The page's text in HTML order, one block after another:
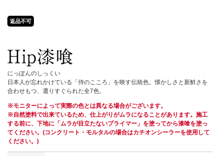
返品不可
にっぽんのしっくい
日本人が忘れかけている「侍のこころ」を映す伝統色。懐かしさと新鮮さを
合わせもつ、選りすぐられた全7色。
※モニターによって実際の色とは異なる場合がございます。
※自然塗料で出来ているため、仕上がりがムラになることがあります。施工
する前に、下地に「ムラが目立たないプライマー」を塗ってから漆喰を塗っ
てください。(コンクリート・モルタルの場合はカチオンシーラーを使用して
ください。)